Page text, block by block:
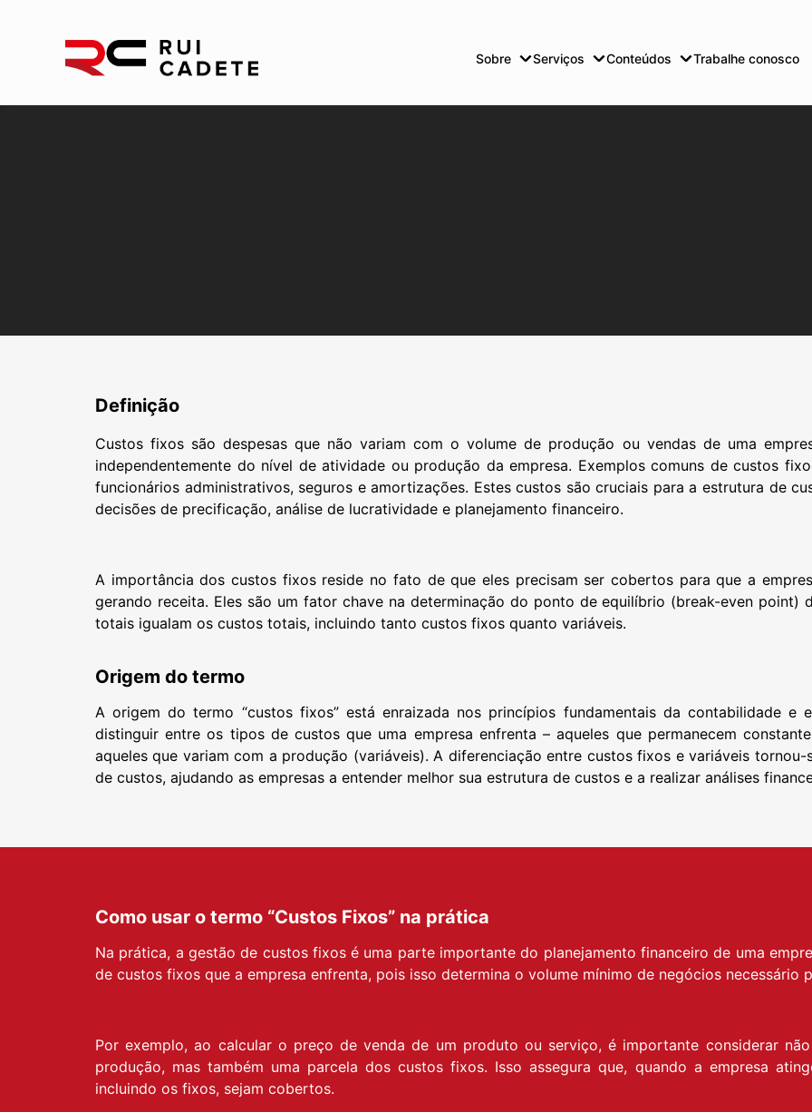
Sobre Serviços Conteúdos Trabalhe conosco
Definição
Custos fixos são despesas que não variam com o volume de produção ou vendas de uma
independentemente do nível de atividade ou produção da empresa. Exemplos comuns de custos
funcionários administrativos, seguros e amortizações. Estes custos são cruciais para a estrutura de
decisões de precificação, análise de lucratividade e planejamento financeiro.
A importância dos custos fixos reside no fato de que eles precisam ser cobertos para que a
gerando receita. Eles são um fator chave na determinação do ponto de equilíbrio (break-even point)
totais igualam os custos totais, incluindo tanto custos fixos quanto variáveis.
Origem do termo
A origem do termo “custos fixos” está enraizada nos princípios fundamentais da contabilidade e
distinguir entre os tipos de custos que uma empresa enfrenta – aqueles que permanecem
aqueles que variam com a produção (variáveis). A diferenciação entre custos fixos e variáveis
de custos, ajudando as empresas a entender melhor sua estrutura de custos e a realizar análises
Como usar o termo “Custos Fixos” na prática
Na prática, a gestão de custos fixos é uma parte importante do planejamento financeiro de uma
de custos fixos que a empresa enfrenta, pois isso determina o volume mínimo de negócios necessário
Por exemplo, ao calcular o preço de venda de um produto ou serviço, é importante considerar
produção, mas também uma parcela dos custos fixos. Isso assegura que, quando a empresa
incluindo os fixos, sejam cobertos.